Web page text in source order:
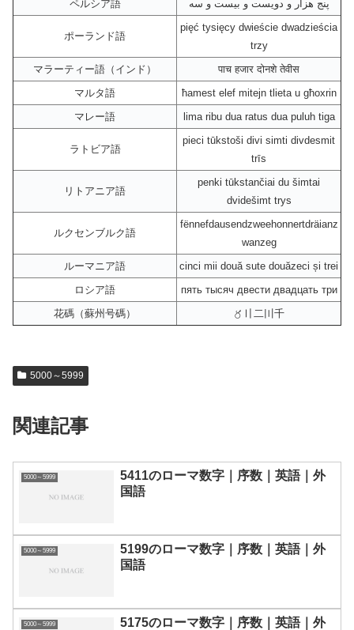
ペルシア語 پنج هزار و دویست و بیست و سه
ポーランド語
pięć tysięcy dwieście dwadzieścia
trzy
マラーティー語（インド）
पाच हजार दोनशे तेवीस
マルタ語
ħamest elef mitejn tlieta u għoxrin
マレー語
lima ribu dua ratus dua puluh tiga
ラトビア語
pieci tūkstoši divi simti divdesmit
trīs
リトアニア語
penki tūkstančiai du šimtai
dvidešimt trys
ルクセンブルク語
fënnefdausendzweehonnertdräianz
wanzeg
ルーマニア語
cinci mii două sute douăzeci și trei
ロシア語
пять тысяч двести двадцать три
花碼（蘇州号碼）
〥〢二〣千
5000～5999
関連記事
5000～5999
5411のローマ数字｜序数｜英語｜外
国語
5000～5999
5199のローマ数字｜序数｜英語｜外
国語
5000～5999
5175のローマ数字｜序数｜英語｜外